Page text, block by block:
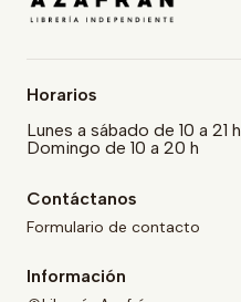
Horarios
Lunes a sábado de 10 a 21 h
Domingo de 10 a 20 h
Contáctanos
Formulario de contacto
Información